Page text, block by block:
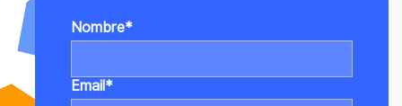
Nombre*
Email*